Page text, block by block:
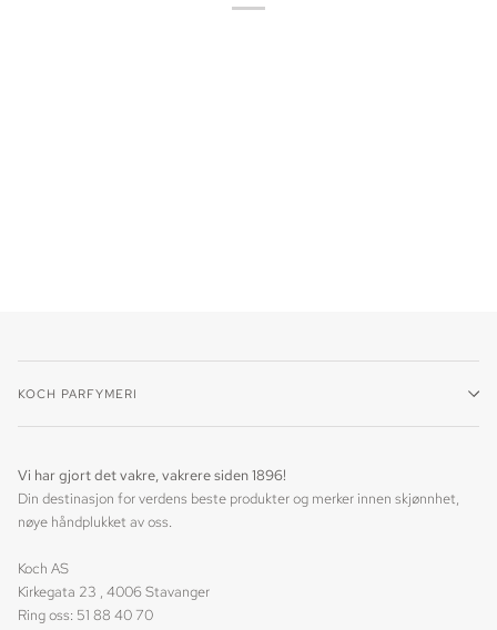
KOCH PARFYMERI
Vi har gjort det vakre, vakrere siden 1896!
Din destinasjon for verdens beste produkter og merker innen skjønnhet,
nøye håndplukket av oss.
Koch AS
Kirkegata 23 , 4006 Stavanger
Ring oss: 51 88 40 70